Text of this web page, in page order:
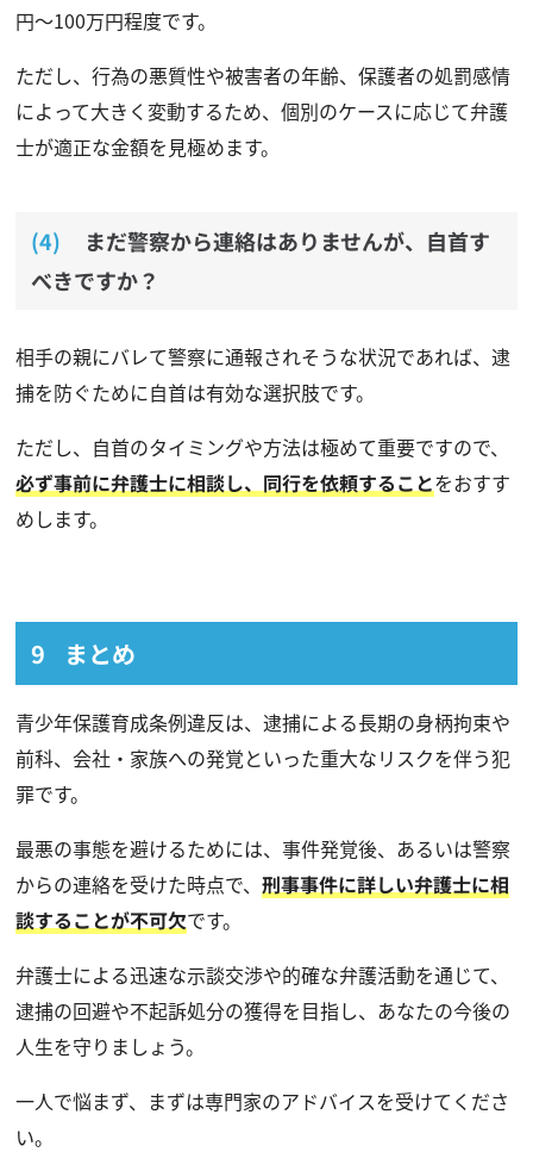
円〜100万円程度です。
ただし、行為の悪質性や被害者の年齢、保護者の処罰感情
によって大きく変動するため、個別のケースに応じて弁護
士が適正な金額を見極めます。
まだ警察から連絡はありませんが、自首す
べきですか？
相手の親にバレて警察に通報されそうな状況であれば、逮
捕を防ぐために自首は有効な選択肢です。
ただし、自首のタイミングや方法は極めて重要ですので、
必ず事前に弁護士に相談し、同行を依頼することをおすす
めします。
まとめ
青少年保護育成条例違反は、逮捕による長期の身柄拘束や
前科、会社・家族への発覚といった重大なリスクを伴う犯
罪です。
最悪の事態を避けるためには、事件発覚後、あるいは警察
からの連絡を受けた時点で、 刑事事件に詳しい弁護士に相
談することが不可欠です。
弁護士による迅速な示談交渉や的確な弁護活動を通じて、
逮捕の回避や不起訴処分の獲得を目指し、あなたの今後の
人生を守りましょう。
一人で悩まず、まずは専門家のアドバイスを受けてくださ
い。